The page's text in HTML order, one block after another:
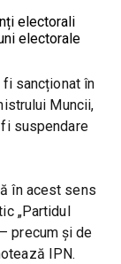
fi sancționat în
Muncii,
suspendare
în acest sens
„Partidul
precum și de
IPN.